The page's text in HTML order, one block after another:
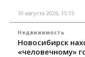
10 августа 2026, 15:15
Недвижимость
Новосибирск
«человечному»